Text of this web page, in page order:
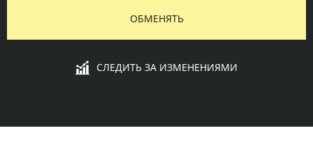
ОБМЕНЯТЬ
СЛЕДИТЬ ЗА ИЗМЕНЕНИЯМИ